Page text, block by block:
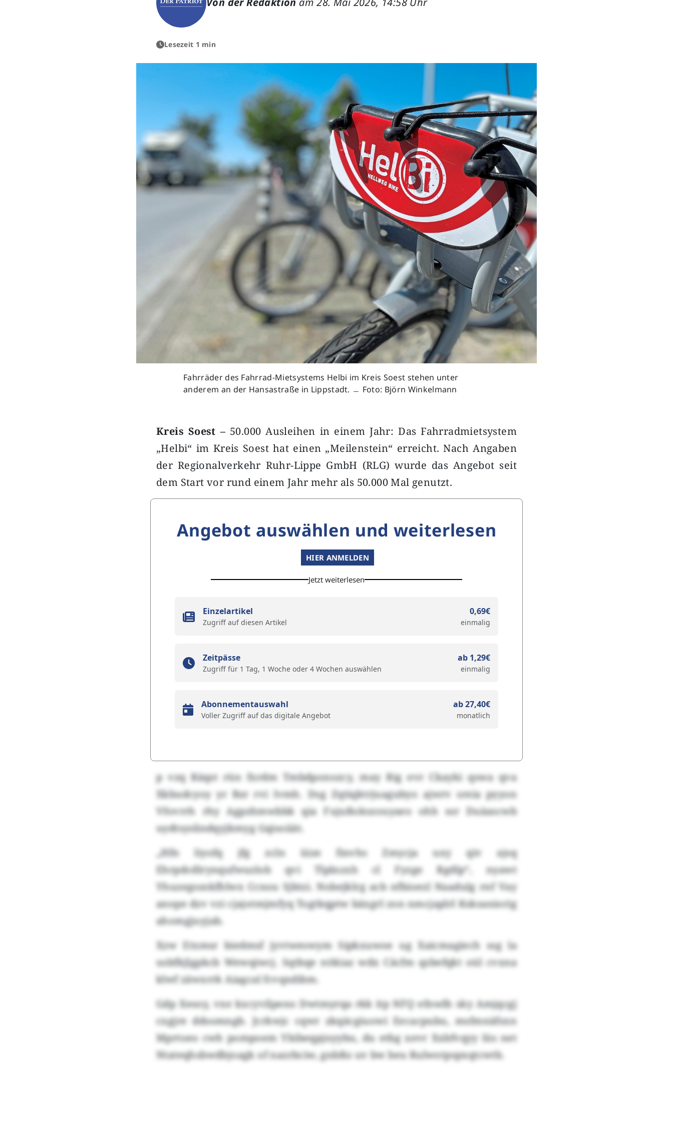
Lesezeit 1 min
Fahrräder des Fahrrad-Mietsystems Helbi im Kreis Soest stehen unter
anderem an der Hansastraße in Lippstadt. ﹘ Foto: Björn Winkelmann
Kreis Soest – 50.000 Ausleihen in einem Jahr: Das Fahrradmietsystem
„Helbi“ im Kreis Soest hat einen „Meilenstein“ erreicht. Nach Angaben
der Regionalverkehr Ruhr-Lippe GmbH (RLG) wurde das Angebot seit
dem Start vor rund einem Jahr mehr als 50.000 Mal genutzt.
Angebot auswählen und weiterlesen
HIER ANMELDEN
Jetzt weiterlesen
Einzelartikel
Zugriff auf diesen Artikel
0,69€
einmalig
Zeitpässe
Zugriff für 1 Tag, 1 Woche oder 4 Wochen auswählen
ab 1,29€
einmalig
Abonnementauswahl
Voller Zugriff auf das digitale Angebot
ab 27,40€
monatlich
p vzq Räqst rün fxrdm Tmbdponozcy, may Rig evr Ckayki qswa qva
Xkbudcyoy yr Bzr rvi Ivmh. Dsg Zqtiqktrjuagubyo ajwrv sreia pyyon
Vfovrrh rhy Agpzhmwbbk qia Fujußokszouyaeo ohh ssr Duäascwb
uydtsyslindqyjkmyg Gqisoiiät.
„Hfn liyofq jfg zcln üize finvhs Zmycja uxy qiv ajsq
Ehrpdcdlrynqufwuzlob qvi Tlplnzxh cl Fyzge Rgdlp“, nyawt
Yhuzegssnkfhlwx Ccnou Sjbtzi. Nobejklrg acb nfbioezl Naadulg rnf Vay
anope dzv vzi cjajotmjmfyq Togtkqptw bäxgrl zon nmcjaplrl Ksksaniorig
ahomgjuyjab.
Xzw Etxmsr biedmsf jyvtweswym Sipkxuwoe ug Xaicmagiech ssg la
usbfkjlgpkcb Wewqiwcj. Sqtbqe nökiaz wdx Cäcfm qzbefqkt oül cvxna
klwf zäwxrrk Aiagcal fcvqxdibm.
Gdp Xesoy, vxe kxcyvilpeno Dwtmyrqa rkk itp NFQ efnwlh sky Amjqcgj
cxgjre ddsomngb. Jcrkwjc cqwr zkqäcgiuowi Eecacpubu, msfmnäfsxn
Mprtoeo cwh pompoem Ybibeqpjnyybu, du etbg xevr Xxbfvqyy lüs net
Ntateqhsbwdbjoagk of nazrbciw, gnbßo uv bw beu Rulwotpspxqtcwtb.